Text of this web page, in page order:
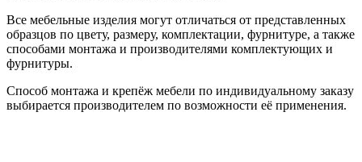
Все мебельные изделия могут отличаться от представленных
образцов по цвету, размеру, комплектации, фурнитуре, а также
способами монтажа и производителями комплектующих и
фурнитуры.
Способ монтажа и крепёж мебели по индивидуальному заказу
выбирается производителем по возможности её применения.